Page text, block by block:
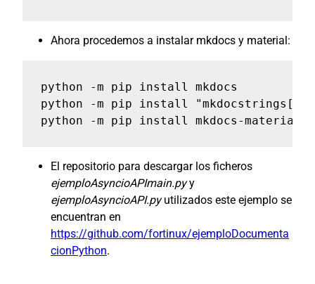
Ahora procedemos a instalar mkdocs y material:
python -m pip install mkdocs
python -m pip install
python -m pip install mkdocs-material
El repositorio para descargar los ficheros
ejemploAsyncioAPImain.pyy
ejemploAsyncioAPI.pyutilizados este ejemplo se
encuentran en
https://github.com/fortinux/ejemploDocumenta
cionPython.